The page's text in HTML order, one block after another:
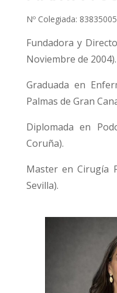
Nº Colegiada:
Fundadora y
Noviembre de 2004).
Graduada en
Palmas de Gran
Diplomada en
Coruña).
Master en Cirugía
Sevilla).